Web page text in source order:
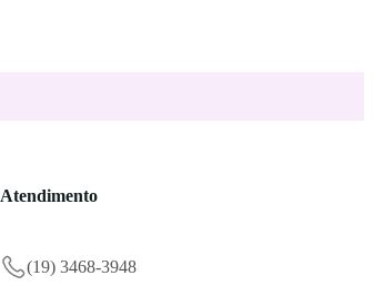
Atendimento
(19) 3468-3948